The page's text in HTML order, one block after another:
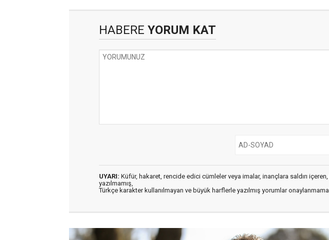
HABERE YORUM KAT
UYARI: Küfür, hakaret, rencide edici cümleler veya imalar, inançlara saldırı
yazılmamış,
Türkçe karakter kullanılmayan ve büyük harflerle yazılmış yorumlar